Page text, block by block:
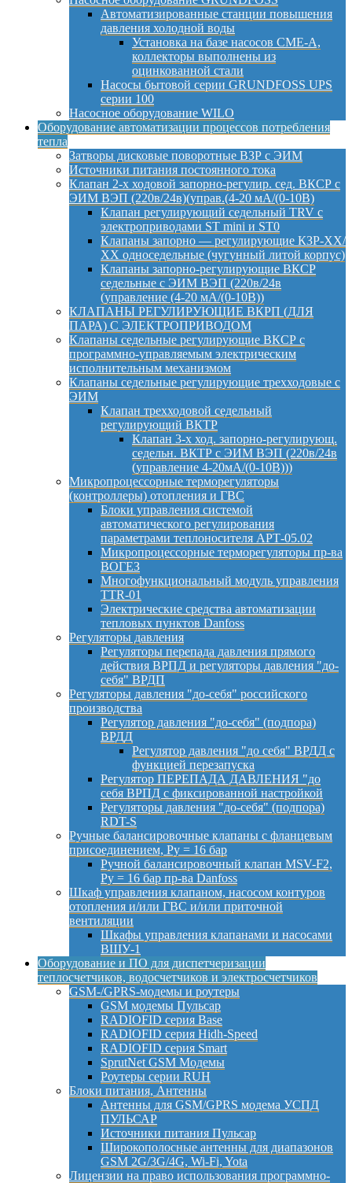
Автоматизированные станции повышения
давления холодной воды
Установка на базе насосов CME-A,
коллекторы выполнены из
оцинкованной стали
Насосы бытовой серии GRUNDFOSS UPS
серии 100
Насосное оборудование WILO
Оборудование автоматизации процессов потребления
тепла
Затворы дисковые поворотные ВЗР с ЭИМ
Источники питания постоянного тока
Клапан 2-х ходовой запорно-регулир. сед. ВКСР с
ЭИМ ВЭП (220в/24в)(управ.(4-20 мА/(0-10В)
Клапан регулирующий седельный TRV с
электроприводами ST mini и ST0
Клапаны запорно — регулирующие КЗР-ХХ/
ХХ односедельные (чугунный литой корпус)
Клапаны запорно-регулирующие ВКСР
седельные с ЭИМ ВЭП (220в/24в
(управление (4-20 мА/(0-10В))
КЛАПАНЫ РЕГУЛИРУЮЩИЕ ВКРП (ДЛЯ
ПАРА) С ЭЛЕКТРОПРИВОДОМ
Клапаны седельные регулирующие ВКСР с
программно-управляемым электрическим
исполнительным механизмом
Клапаны седельные регулирующие трехходовые с
ЭИМ
Клапан трехходовой седельный
регулирующий ВКТР
Клапан 3-х ход. запорно-регулирующ.
седельн. ВКТР с ЭИМ ВЭП (220в/24в
(управление 4-20мА/(0-10В)))
Микропроцессорные терморегуляторы
(контроллеры) отопления и ГВС
Блоки управления системой
автоматического регулирования
параметрами теплоносителя АРТ-05.02
Микропроцессорные терморегуляторы пр-ва
ВОГЕЗ
Многофункциональный модуль управления
TTR-01
Электрические средства автоматизации
тепловых пунктов Danfoss
Регуляторы давления
Регуляторы перепада давления прямого
действия ВРПД и регуляторы давления "до-
себя" ВРДП
Регуляторы давления "до-себя" российского
производства
Регулятор давления "до-себя" (подпора)
ВРДД
Регулятор давления "до себя" ВРДД с
функцией перезапуска
Регулятор ПЕРЕПАДА ДАВЛЕНИЯ "до
себя ВРПД с фиксированной настройкой
Регуляторы давления "до-себя" (подпора)
RDT-S
Ручные балансировочные клапаны с фланцевым
присоединением, Py = 16 бар
Ручной балансировочный клапан MSV-F2,
Py = 16 бар пр-ва Danfoss
Шкаф управления клапаном, насосом контуров
отопления и/или ГВС и/или приточной
вентиляции
Шкафы управления клапанами и насосами
ВШУ-1
Оборудование и ПО для диспетчеризации
теплосчетчиков, водосчетчиков и электросчетчиков
GSM-/GPRS-модемы и роутеры
GSM модемы Пульсар
RADIOFID серия Base
RADIOFID серия Hidh-Speed
RADIOFID серия Smart
SprutNet GSM Модемы
Роутеры серии RUH
Блоки питания, Антенны
Антенны для GSM/GPRS модема УСПД
ПУЛЬСАР
Источники питания Пульсар
Широкополосные антенны для диапазонов
GSM 2G/3G/4G, Wi-Fi, Yota
Лицензии на право использования программно-